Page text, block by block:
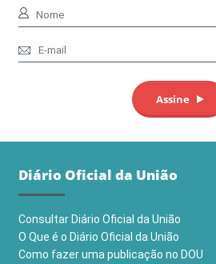
Diário Oficial da União
Consultar Diário Oficial da União
O Que é o Diário Oficial da União
Como fazer uma publicação no DOU